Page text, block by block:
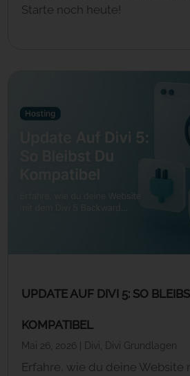
Starte noch heute!
UPDATE AUF DIVI 5: SO
KOMPATIBEL
Mai 26, 2026 Divi Divi Grundlagen
Erfahre, wie du deine Website